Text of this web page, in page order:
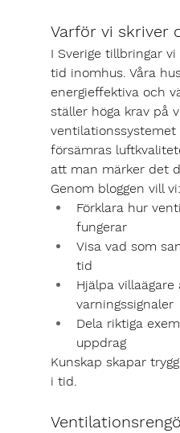
Varför vi skriver
I Sverige tillbringar
tid inomhus. Våra
energieffektiva och
ställer höga krav på
försämras
att man märker det
Genom bloggen vill vi:
Förklara hur
fungerar
Visa vad som
tid
Hjälpa
varningssignaler
Dela riktiga
uppdrag
Kunskap skapar
i tid.